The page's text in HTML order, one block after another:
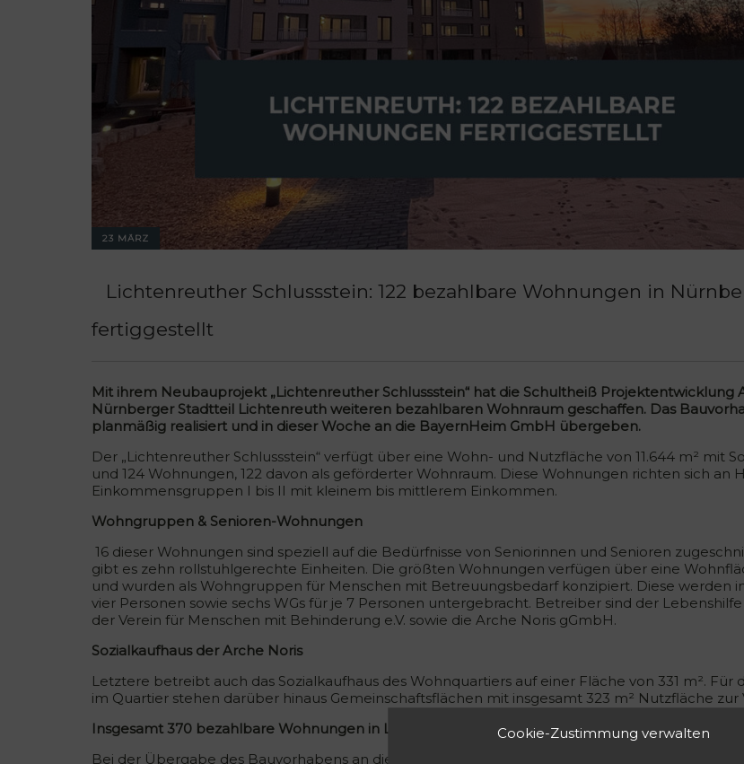
Cookie-Zustimmung verwalten
23 MÄRZ
Lichtenreuther Schlussstein: 122 bezahlbare Wohnungen in
fertiggestellt
Mit ihrem Neubauprojekt „Lichtenreuther Schlussstein“ hat die Schultheiß Projektentwicklung
Nürnberger Stadtteil Lichtenreuth weiteren bezahlbaren Wohnraum geschaffen. Das
planmäßig realisiert und in dieser Woche an die BayernHeim GmbH übergeben.
Der „Lichtenreuther Schlussstein“ verfügt über eine Wohn- und Nutzfläche von 11.644 m² mit
und 124 Wohnungen, 122 davon als geförderter Wohnraum. Diese Wohnungen richten sich an
Einkommensgruppen I bis II mit kleinem bis mittlerem Einkommen.
Wohngruppen & Senioren-Wohnungen
16 dieser Wohnungen sind speziell auf die Bedürfnisse von Seniorinnen und Senioren
gibt es zehn rollstuhlgerechte Einheiten. Die größten Wohnungen verfügen über eine
und wurden als Wohngruppen für Menschen mit Betreuungsbedarf konzipiert. Diese werden
vier Personen sowie sechs WGs für je 7 Personen untergebracht. Betreiber sind der Lebenshilfe
der Verein für Menschen mit Behinderung e.V. sowie die Arche Noris gGmbH.
Sozialkaufhaus der Arche Noris
Letztere betreibt auch das Sozialkaufhaus des Wohnquartiers auf einer Fläche von 331 m². Für
im Quartier stehen darüber hinaus Gemeinschaftsflächen mit insgesamt 323 m² Nutzfläche zur
Insgesamt 370 bezahlbare Wohnungen in Lichtenreuth
Bei der Übergabe des Bauvorhabens an die BayernHeim GmbH war auch Nürnbergs